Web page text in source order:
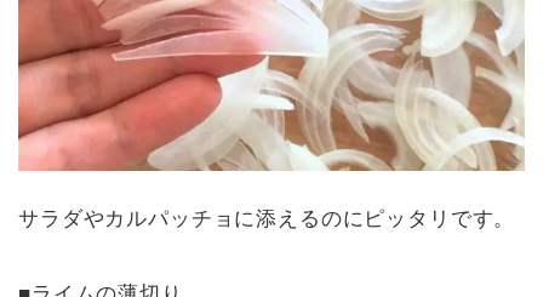
サラダやカルパッチョに添えるのにピッタリです。